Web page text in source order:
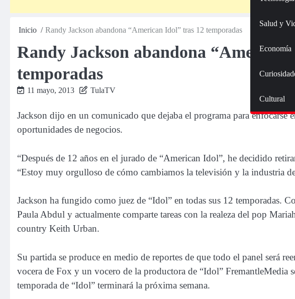
Salud y
Economía
Cultural
Inicio Randy Jackson abandona “American Idol” tras 12 temporadas
Randy Jackson abandona
temporadas
11 mayo, 2013 TulaTV
Jackson dijo en un comunicado que dejaba el programa para enfocarse
oportunidades de negocios.
“Después de 12 años en el jurado de “American Idol”, he decidido
“Estoy muy orgulloso de cómo cambiamos la televisión y la industria
Jackson ha fungido como juez de “Idol” en todas sus 12 temporadas.
Paula Abdul y actualmente comparte tareas con la realeza del pop
country Keith Urban.
Su partida se produce en medio de reportes de que todo el panel será
vocera de Fox y un vocero de la productora de “Idol” FremantleMedia
temporada de “Idol” terminará la próxima semana.